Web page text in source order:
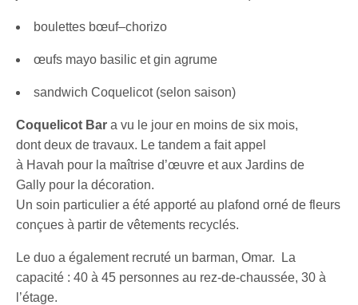
boulettes bœuf–chorizo
œufs mayo basilic et gin agrume
sandwich Coquelicot (selon saison)
Coquelicot Bara vu le jour en moins de six mois,
dont deux de travaux. Le tandem a fait appel
à Havah pour la maîtrise d’œuvre et aux Jardins de
Gally pour la décoration.
Un soin particulier a été apporté au plafond orné de fleurs
conçues à partir de vêtements recyclés.
Le duo a également recruté un barman, Omar. La
capacité : 40 à 45 personnes au rez-de-chaussée, 30 à
l’étage.